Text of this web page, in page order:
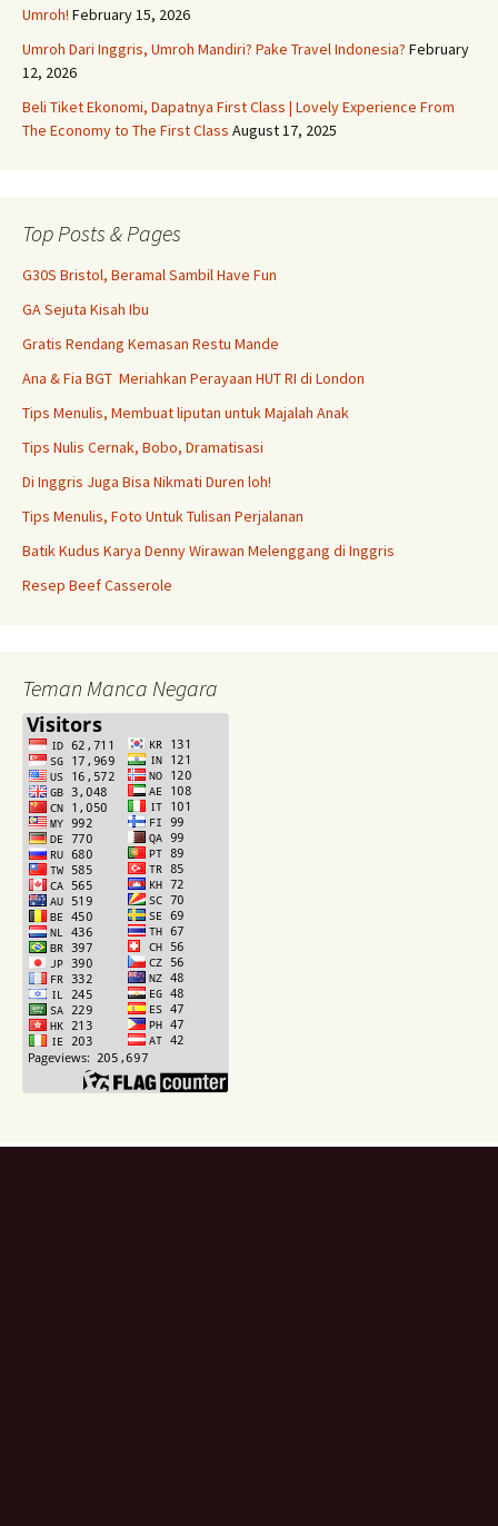
Umroh! February 15, 2026
Umroh Dari Inggris, Umroh Mandiri? Pake Travel Indonesia? February
12, 2026
Beli Tiket Ekonomi, Dapatnya First Class | Lovely Experience From
The Economy to The First Class August 17, 2025
Top Posts & Pages
G30S Bristol, Beramal Sambil Have Fun
GA Sejuta Kisah Ibu
Gratis Rendang Kemasan Restu Mande
Ana & Fia BGT Meriahkan Perayaan HUT RI di London
Tips Menulis, Membuat liputan untuk Majalah Anak
Tips Nulis Cernak, Bobo, Dramatisasi
Di Inggris Juga Bisa Nikmati Duren loh!
Tips Menulis, Foto Untuk Tulisan Perjalanan
Batik Kudus Karya Denny Wirawan Melenggang di Inggris
Resep Beef Casserole
Teman Manca Negara